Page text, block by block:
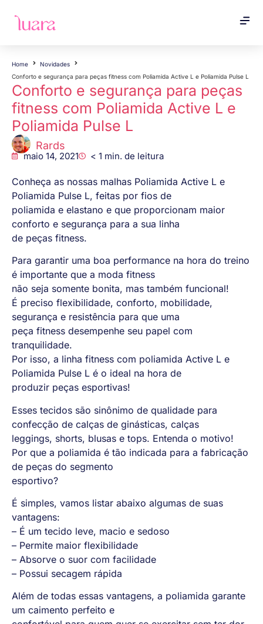
Home
Novidades
Conforto e segurança para peças fitness com Poliamida Active L e Poliamida Pulse L
Conforto e segurança para peças
fitness com Poliamida Active L e
Poliamida Pulse L
Rards
maio 14, 2021 < 1 min. de leitura
Conheça as nossas malhas Poliamida Active L e
Poliamida Pulse L, feitas por fios de
poliamida e elastano e que proporcionam maior
conforto e segurança para a sua linha
de peças fitness.
Para garantir uma boa performance na hora do treino
é importante que a moda fitness
não seja somente bonita, mas também funcional!
É preciso flexibilidade, conforto, mobilidade,
segurança e resistência para que uma
peça fitness desempenhe seu papel com
tranquilidade.
Por isso, a linha fitness com poliamida Active L e
Poliamida Pulse L é o ideal na hora de
produzir peças esportivas!
Esses tecidos são sinônimo de qualidade para
confecção de calças de ginásticas, calças
leggings, shorts, blusas e tops. Entenda o motivo!
Por que a poliamida é tão indicada para a fabricação
de peças do segmento
esportivo?
É simples, vamos listar abaixo algumas de suas
vantagens:
– É um tecido leve, macio e sedoso
– Permite maior flexibilidade
– Absorve o suor com facilidade
– Possui secagem rápida
Além de todas essas vantagens, a poliamida garante
um caimento perfeito e